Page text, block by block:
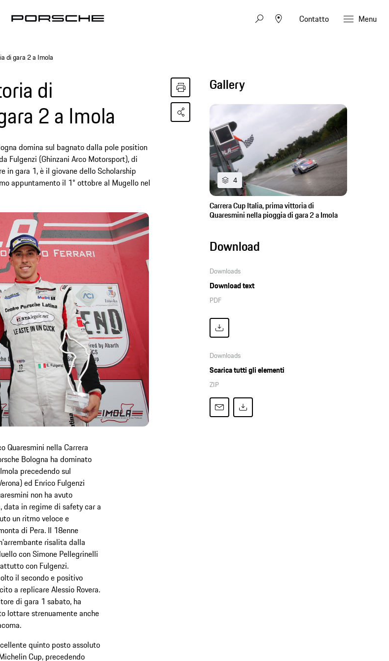
Contatto Menu
di gara 2 a Imola
di
2 a Imola
domina sul bagnato dalla pole position
Fulgenzi (Ghinzani Arco Motorsport), di
in gara 1, è il giovane dello Scholarship
appuntamento il 1° ottobre al Mugello nel
Quaresmini nella Carrera
Bologna ha dominato
precedendo sul
ed Enrico Fulgenzi
non ha avuto
data in regime di safety car a
un ritmo veloce e
di Pera. Il 18enne
risalita dalla
con Simone Pellegrinelli
con Fulgenzi.
il secondo e positivo
a replicare Alessio Rovera.
di gara 1 sabato, ha
lottare strenuamente anche
quinto posto assoluto
Cup, precedendo
Gallery
4
Carrera Cup Italia, prima vittoria di
Quaresmini nella pioggia di gara 2 a Imola
Download
Downloads
Download text
PDF
Downloads
Scarica tutti gli elementi
ZIP